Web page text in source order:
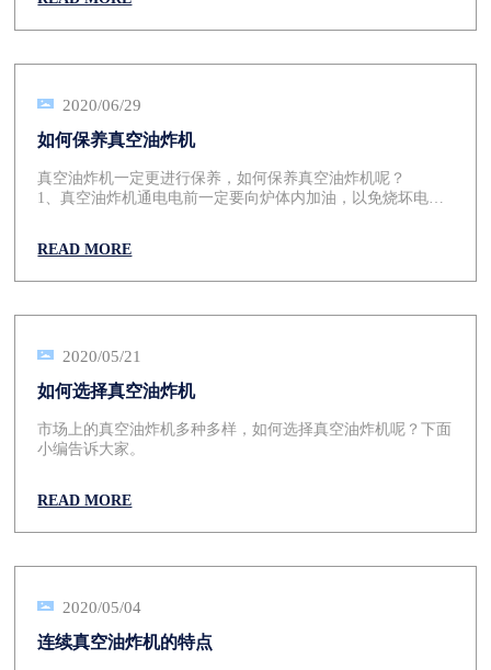
2020/06/29
如何保养真空油炸机
真空油炸机一定更进行保养，如何保养真空油炸机呢？
1、真空油炸机通电电前一定要向炉体内加油，以免烧坏电热
每月至少清理四次。
READ MORE
2020/05/21
如何选择真空油炸机
市场上的真空油炸机多种多样，如何选择真空油炸机呢？下面
小编告诉大家。
READ MORE
2020/05/04
连续真空油炸机的特点